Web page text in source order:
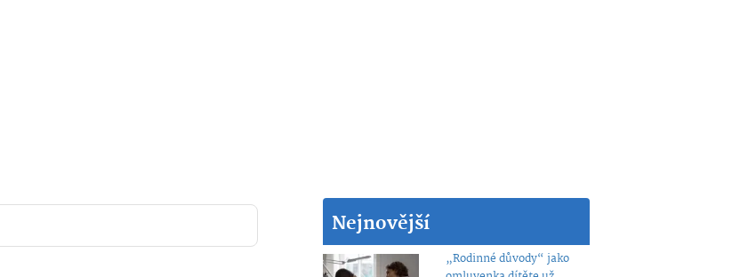
Nejnovější
„Rodinné důvody“ jako